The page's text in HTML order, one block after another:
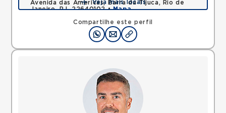
Compartilhe este perfil
Avenida das Americas, Barra da Tijuca, Rio de
Janeiro, RJ, 22640102 •Mapa
Veja mais locais